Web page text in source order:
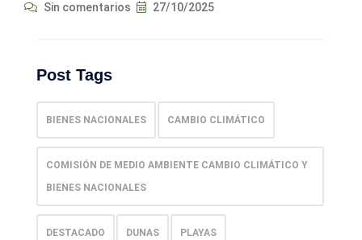
Sin comentarios 27/10/2025
Post Tags
BIENES NACIONALES CAMBIO CLIMÁTICO
COMISIÓN DE MEDIO AMBIENTE CAMBIO CLIMÁTICO Y
BIENES NACIONALES
DESTACADO DUNAS PLAYAS